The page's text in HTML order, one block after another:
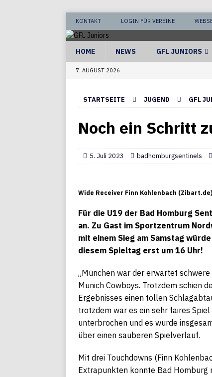
KONTAKT LOGIN FÜR VEREINE
HOME NEWS GFL JUNIORS
7. AUGUST 2026
STARTSEITE JUGEND GFL
Noch ein Schritt
5. Juli 2023 badhomburgsentinels
Wide Receiver Finn Kohlenbach (Zibart.de)
Für die U19 der Bad Homburg
an. Zu Gast im Sportzentrum
mit einem Sieg am Samstag
diesem Spieltag erst um 16 Uhr!
„München war der erwartet
Munich Cowboys. Trotzdem schien
Ergebnisses einen tollen
trotzdem war es ein sehr faires
unterbrochen und es wurde
über einen sauberen Spielverlauf.
Mit drei Touchdowns (Finn
Extrapunkten konnte Bad Homburg